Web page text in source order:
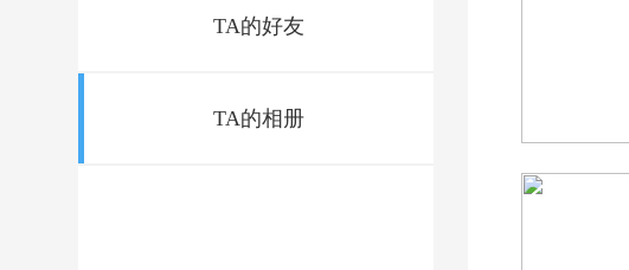
TA的好友
TA的相册